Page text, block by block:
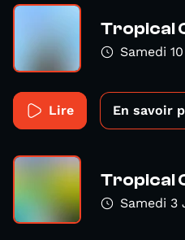
Tropical
Samedi
Lire En savoir
Tropical
Samedi 3